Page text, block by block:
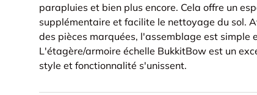
parapluies et bien plus encore. Cela offre un
supplémentaire et facilite le nettoyage du sol.
des pièces marquées, l'assemblage est simple
L'étagère/armoire échelle BukkitBow est un
style et fonctionnalité s'unissent.